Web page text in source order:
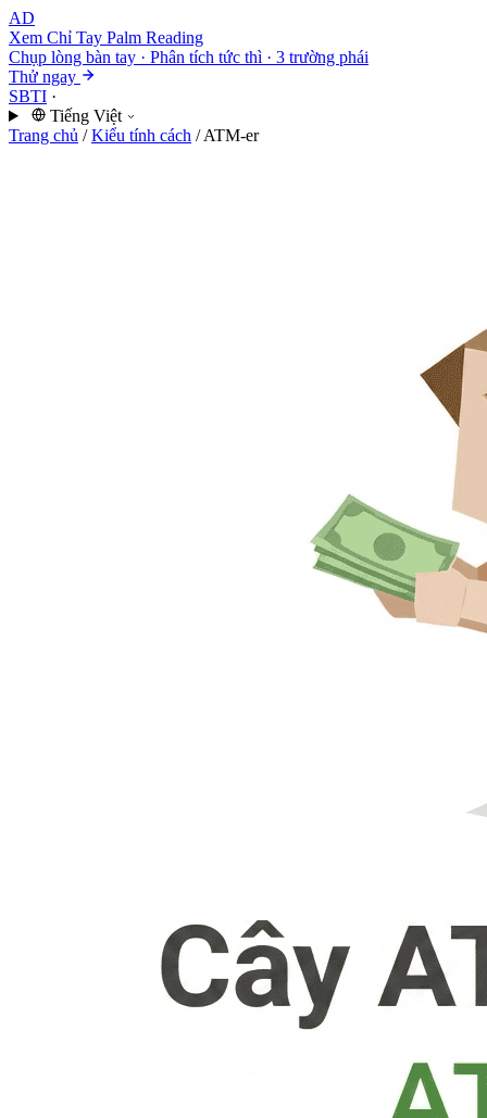
AD
Xem Chỉ Tay Palm Reading
Chụp lòng bàn tay · Phân tích tức thì · 3 trường phái
Thử ngay
SBTI ·
Tiếng Việt
Trang chủ / Kiểu tính cách / ATM-er